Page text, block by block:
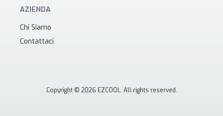
AZIENDA
Chi Siamo
Contattaci
Copyright © 2026 EZCOOL. All rights reserved.